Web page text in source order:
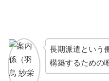
長期派遣という
構築するための